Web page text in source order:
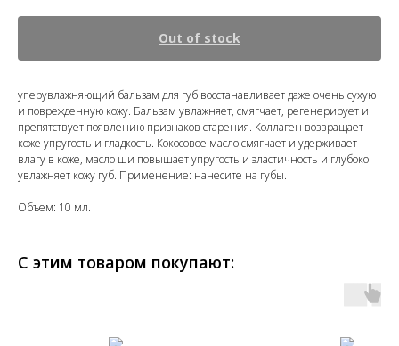
Out of stock
уперувлажняющий бальзам для губ восстанавливает даже очень сухую
и поврежденную кожу. Бальзам увлажняет, смягчает, регенерирует и
препятствует появлению признаков старения. Коллаген возвращает
коже упругость и гладкость. Кокосовое масло смягчает и удерживает
влагу в коже, масло ши повышает упругость и эластичность и глубоко
увлажняет кожу губ. Применение: нанесите на губы.
Объем: 10 мл.
С этим товаром покупают: